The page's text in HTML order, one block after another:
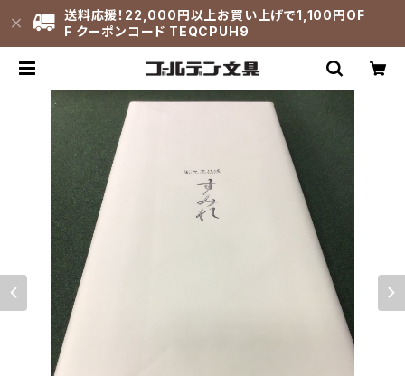
送料応援！22,000円以上お買い上げで1,100円OF
F クーポンコード TEQCPUH9